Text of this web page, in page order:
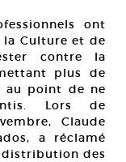
ont
Culture et de
contre la
plus de
au point de ne
Lors de
Claude
a réclamé
des